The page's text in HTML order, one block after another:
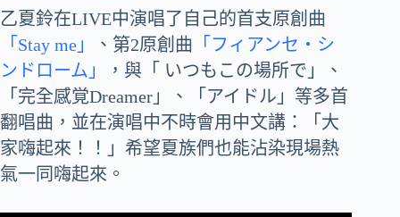
乙夏鈴在LIVE中演唱了自己的首支原創曲
「Stay me」
、第2原創曲 「フィアンセ・シ
ンドローム」
，與「 いつもこの場所で」、
「完全感覚Dreamer」、「アイドル」等多首
翻唱曲，並在演唱中不時會用中文講：「大
家嗨起來！！」希望夏族們也能沾染現場熱
氣一同嗨起來。